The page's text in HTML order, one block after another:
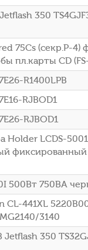
350
75Cs (секр.P-4)
пл.карты CD
R1400LPB
RJBOD1
RJBOD1
Holder LCDS-
фиксированный
500Вт 750ВА
441XL
3140
350